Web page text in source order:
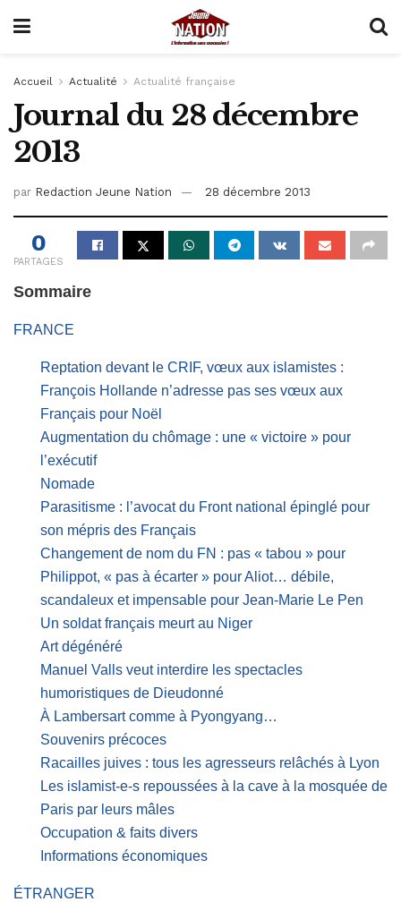
Accueil Actualité Actualité française
Journal du 28 décembre
2013
par Redaction Jeune Nation 28 décembre 2013
0
PARTAGES
Sommaire
FRANCE
Reptation devant le CRIF, vœux aux islamistes :
François Hollande n’adresse pas ses vœux aux
Français pour Noël
Augmentation du chômage : une « victoire » pour
l’exécutif
Nomade
Parasitisme : l’avocat du Front national épinglé pour
son mépris des Français
Changement de nom du FN : pas « tabou » pour
Philippot, « pas à écarter » pour Aliot… débile,
scandaleux et impensable pour Jean-Marie Le Pen
Un soldat français meurt au Niger
Art dégénéré
Manuel Valls veut interdire les spectacles
humoristiques de Dieudonné
À Lambersart comme à Pyongyang…
Souvenirs précoces
Racailles juives : tous les agresseurs relâchés à Lyon
Les islamist-e-s repoussées à la cave à la mosquée de
Paris par leurs mâles
Occupation & faits divers
Informations économiques
ÉTRANGER